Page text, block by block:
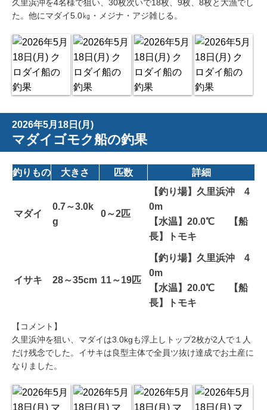
久里浜沖を4名様で狙い、30枚次いで18枚、9枚、8枚と大漁でし
た。他にマダイ5.0㎏・メジナ・アジ雑じる。
2026年5月18日(月)
マダイゴモク船の釣果
釣りもの 大きさ 匹数 詳細
マダイ
0.7～3.0k
g
0～2匹
【釣り場】久里浜沖 4
0m
【水温】20.0℃ 【船
長】トモキ
イサキ 28～35cm 11～19匹
【釣り場】久里浜沖 4
0m
【水温】20.0℃ 【船
長】トモキ
【コメント】
久里浜沖を狙い、マダイは3.0kgも浮上しトップ2枚が2人で１人
だけ残念でした。イサキは良型主体で全員ツ抜け達成でお土産に
なりました。